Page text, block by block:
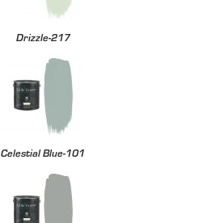
Drizzle-217
Celestial Blue-101